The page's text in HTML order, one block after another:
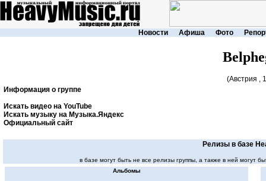
Новости Афиша Фото
(Австрия ,
Информация о группе
Искать видео на YouTube
Искать музыку на Музыка.Яндекс
Официальный сайт
Релизы в базе
в базе могут быть не все релизы группы, а также в ней
Альбомы